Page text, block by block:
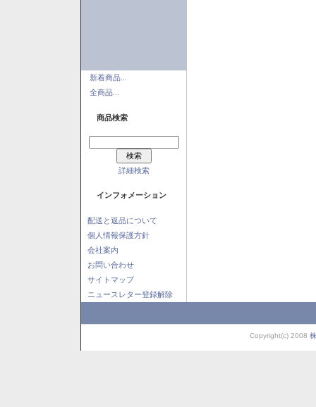
新着商品...
全商品...
商品検索
詳細検索
インフォメーション
配送と返品について
個人情報保護方針
会社案内
お問い合わせ
サイトマップ
ニュースレター登録解除
Copyright(c) 2008